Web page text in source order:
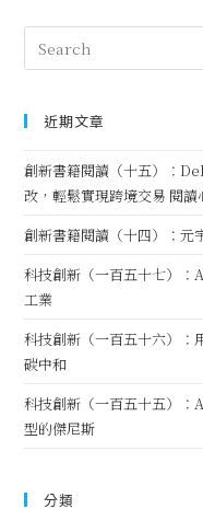
近期文章
創新書籍閱讀（十五）：
改，輕鬆實現跨境交易 閱讀
創新書籍閱讀（十四）：元
科技創新（一百五十七）：
工業
科技創新（一百五十六）：
碳中和
科技創新（一百五十五）：
型的傑尼斯
分類